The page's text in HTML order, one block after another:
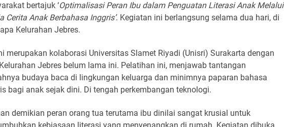
bertajuk ‘Optimalisasi Peran Ibu dalam Penguatan Literasi Anak Melalui
Cerita Anak Berbahasa Inggris’. Kegiatan ini berlangsung selama dua hari, di
Kelurahan Jebres.
merupakan kolaborasi Universitas Slamet Riyadi (Unisri) Surakarta dengan
Jebres belum lama ini. Pelatihan ini, menjawab tantangan
budaya baca di lingkungan keluarga dan minimnya paparan bahasa
bagi anak sejak dini. Di tengah perkembangan teknologi.
demikian peran orang tua terutama ibu dinilai sangat krusial untuk